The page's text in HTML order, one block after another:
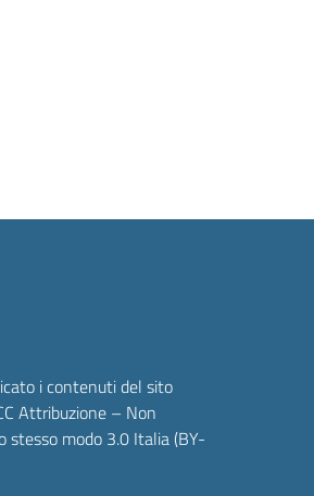
i contenuti del sito
Attribuzione – Non
stesso modo 3.0 Italia (BY-